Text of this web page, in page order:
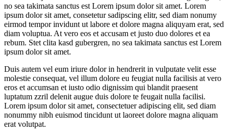
no sea takimata sanctus est Lorem ipsum dolor sit amet. Lorem
ipsum dolor sit amet, consetetur sadipscing elitr, sed diam nonumy
eirmod tempor invidunt ut labore et dolore magna aliquyam erat, sed
diam voluptua. At vero eos et accusam et justo duo dolores et ea
rebum. Stet clita kasd gubergren, no sea takimata sanctus est Lorem
ipsum dolor sit amet.
Duis autem vel eum iriure dolor in hendrerit in vulputate velit esse
molestie consequat, vel illum dolore eu feugiat nulla facilisis at vero
eros et accumsan et iusto odio dignissim qui blandit praesent
luptatum zzril delenit augue duis dolore te feugait nulla facilisi.
Lorem ipsum dolor sit amet, consectetuer adipiscing elit, sed diam
nonummy nibh euismod tincidunt ut laoreet dolore magna aliquam
erat volutpat.